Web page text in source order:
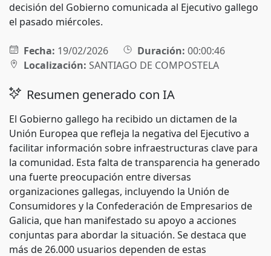
decisión del Gobierno comunicada al Ejecutivo gallego
el pasado miércoles.
Fecha: 19/02/2026 Duración: 00:00:46
Localización: SANTIAGO DE COMPOSTELA
Resumen generado con IA
El Gobierno gallego ha recibido un dictamen de la
Unión Europea que refleja la negativa del Ejecutivo a
facilitar información sobre infraestructuras clave para
la comunidad. Esta falta de transparencia ha generado
una fuerte preocupación entre diversas
organizaciones gallegas, incluyendo la Unión de
Consumidores y la Confederación de Empresarios de
Galicia, que han manifestado su apoyo a acciones
conjuntas para abordar la situación. Se destaca que
más de 26.000 usuarios dependen de estas